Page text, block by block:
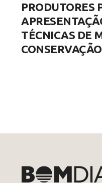
PRODUTORES
TÉCNICAS DE